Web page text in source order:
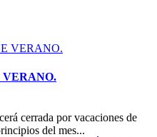
VERANO.
cerrada por vacaciones de
del mes...